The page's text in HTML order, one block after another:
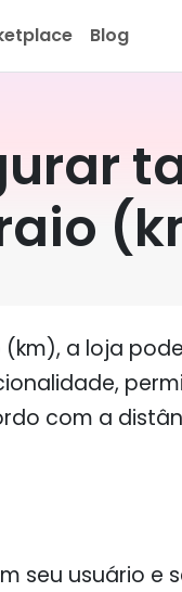
Blog
a loja
com a
seu usuário e